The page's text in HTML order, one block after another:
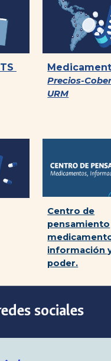
Precios-
URM
Centro de
pensamiento
información
poder.
sociales